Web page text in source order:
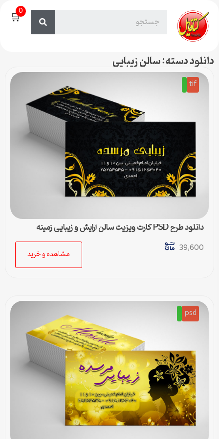
🛒0
دانلود دسته: سالن زیبایی
tif
دانلود طرح PSD کارت ویزیت سالن آرایش و زیبایی زمینه
مشکی
39,600
مشاهده و خرید
psd